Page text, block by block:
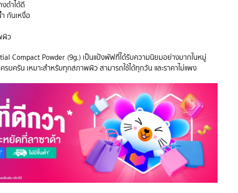
ดำได้ดี
กันเหงื่อ
ผิว
Compact Powder (9g.) เป็นแป้งพัฟที่ได้รับความนิยมอย่างมากในหมู่
ครัน เหมาะสำหรับทุกสภาพผิว สามารถใช้ได้ทุกวัน และราคาไม่แพง